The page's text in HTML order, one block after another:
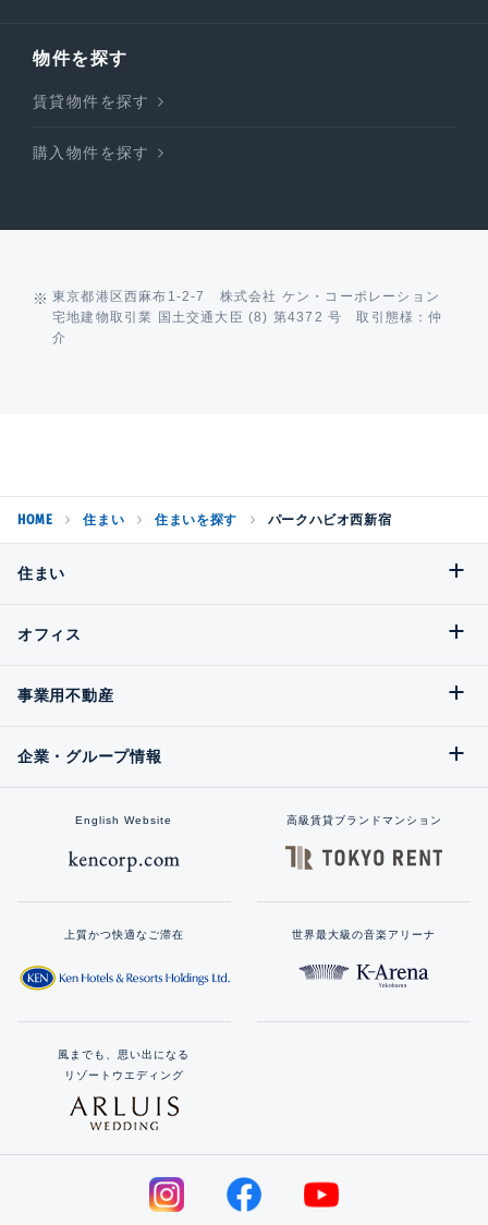
物件を探す
賃貸物件を探す
購入物件を探す
東京都港区西麻布1-2-7 株式会社 ケン・コーポレーション
宅地建物取引業 国土交通大臣 (8) 第4372 号 取引態様：仲
介
HOME 住まい 住まいを探す パークハビオ西新宿
住まい
オフィス
事業用不動産
企業・グループ情報
English Website 高級賃貸ブランドマンション
上質かつ快適なご滞在 世界最大級の音楽アリーナ
風までも、思い出になる
リゾートウエディング